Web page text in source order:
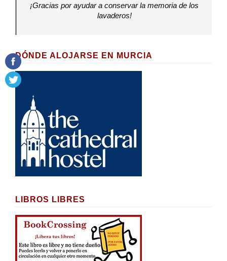
¡Gracias por ayudar a conservar la memoria de los
lavaderos!
DÓNDE ALOJARSE EN MURCIA
LIBROS LIBRES